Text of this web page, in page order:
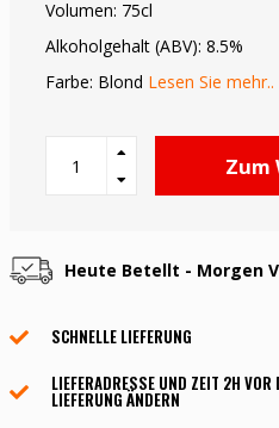
Volumen: 75cl
Alkoholgehalt (ABV): 8.5%
Farbe: Blond Lesen Sie mehr..
Zum
Heute Betellt - Morgen
SCHNELLE LIEFERUNG
LIEFERADRESSE UND ZEIT 2H VOR
LIEFERUNG ÄNDERN